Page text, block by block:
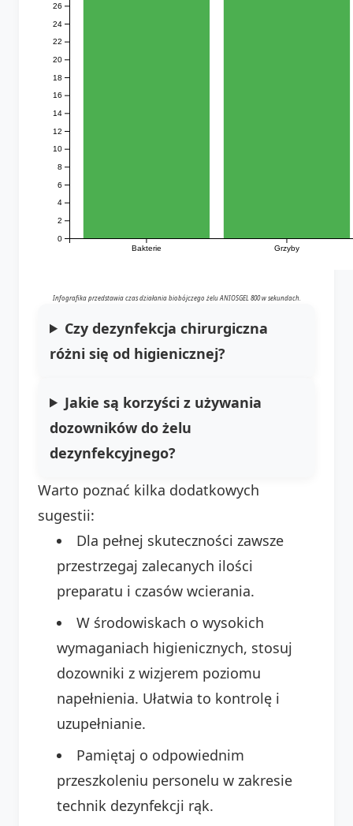
Bakterie Grzyby
0
2
4
6
8
10
12
14
16
18
20
22
24
26
Infografika przedstawia czas działania biobójczego żelu ANIOSGEL 800 w sekundach.
Czy dezynfekcja chirurgiczna
różni się od higienicznej?
Jakie są korzyści z używania
dozowników do żelu
dezynfekcyjnego?
Warto poznać kilka dodatkowych
sugestii:
Dla pełnej skuteczności zawsze
przestrzegaj zalecanych ilości
preparatu i czasów wcierania.
W środowiskach o wysokich
wymaganiach higienicznych, stosuj
dozowniki z wizjerem poziomu
napełnienia. Ułatwia to kontrolę i
uzupełnianie.
Pamiętaj o odpowiednim
przeszkoleniu personelu w zakresie
technik dezynfekcji rąk.